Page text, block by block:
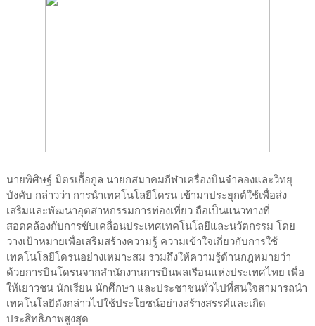
นายพิศิษฐ์ มิตรเกื้อกูล นายกสมาคมกีฬาเครื่องบินจำลองและวิทยุ
บังคับ กล่าวว่า การนำเทคโนโลยีโดรน เข้ามาประยุกต์ใช้เพื่อส่ง
เสริมและพัฒนาอุตสาหกรรมการท่องเที่ยว ถือเป็นแนวทางที่
สอดคล้องกับการขับเคลื่อนประเทศเทคโนโลยีและนวัตกรรม โดย
วางเป้าหมายเพื่อเสริมสร้างความรู้ ความเข้าใจเกี่ยวกับการใช้
เทคโนโลยีโดรนอย่างเหมาะสม รวมถึงให้ความรู้ด้านกฎหมายว่า
ด้วยการบินโดรนจากสำนักงานการบินพลเรือนแห่งประเทศไทย เพื่อ
ให้เยาวชน นักเรียน นักศึกษา และประชาชนทั่วไปที่สนใจสามารถนำ
เทคโนโลยีดังกล่าวไปใช้ประโยชน์อย่างสร้างสรรค์และเกิด
ประสิทธิภาพสูงสุด